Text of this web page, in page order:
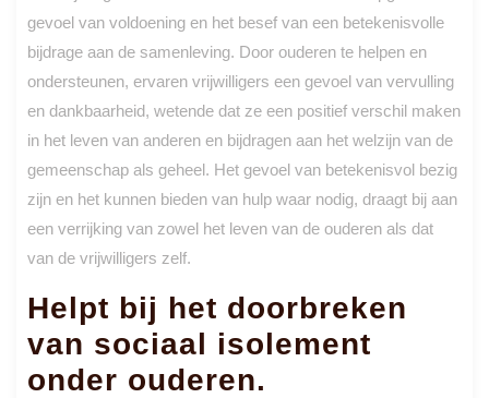
gevoel van voldoening en het besef van een betekenisvolle
bijdrage aan de samenleving. Door ouderen te helpen en
ondersteunen, ervaren vrijwilligers een gevoel van vervulling
en dankbaarheid, wetende dat ze een positief verschil maken
in het leven van anderen en bijdragen aan het welzijn van de
gemeenschap als geheel. Het gevoel van betekenisvol bezig
zijn en het kunnen bieden van hulp waar nodig, draagt bij aan
een verrijking van zowel het leven van de ouderen als dat
van de vrijwilligers zelf.
Helpt bij het doorbreken
van sociaal isolement
onder ouderen.